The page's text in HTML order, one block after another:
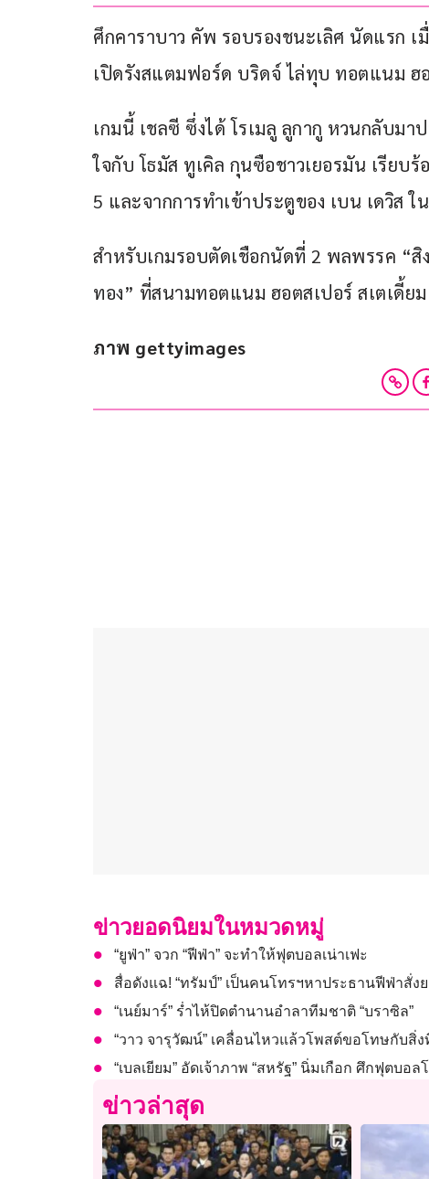
ศึกคาราบาว คัพ รอบรองชนะเลิศ นัดแรก
เปิดรังสแตมฟอร์ด บริดจ์ ไล่ทุบ ทอตแนม ฮ
เกมนี้ เชลซี ซึ่งได้ โรเมลู ลูกากู หวนกลับมา
ใจกับ โธมัส ทูเคิล กุนซือชาวเยอรมัน เรียบ
5 และจากการทำเข้าประตูของ เบน เดวิส
สำหรับเกมรอบตัดเชือกนัดที่ 2 พลพรรค “สิ
ทอง” ที่สนามทอตแนม ฮอตสเปอร์ สเตเดี้ย
ภาพ gettyimages
ข่าวยอดนิยมในหมวดหมู่
“ยูฟ่า” จวก “ฟีฟ่า” จะทำให้ฟุตบอลเน่าเฟะ
สื่อดังแฉ! “ทรัมป์” เป็นคนโทรฯหาประธานฟีฟ่าสั่ง
“เนย์มาร์” ร่ำไห้ปิดตำนานอำลาทีมชาติ “บราซิล”
“วาว จารุวัฒน์” เคลื่อนไหวแล้วโพสต์ขอโทษกับสิ่ง
“เบลเยียม” อัดเจ้าภาพ “สหรัฐ” นิ่มเกือก ศึกฟุตบอล
ข่าวล่าสุด